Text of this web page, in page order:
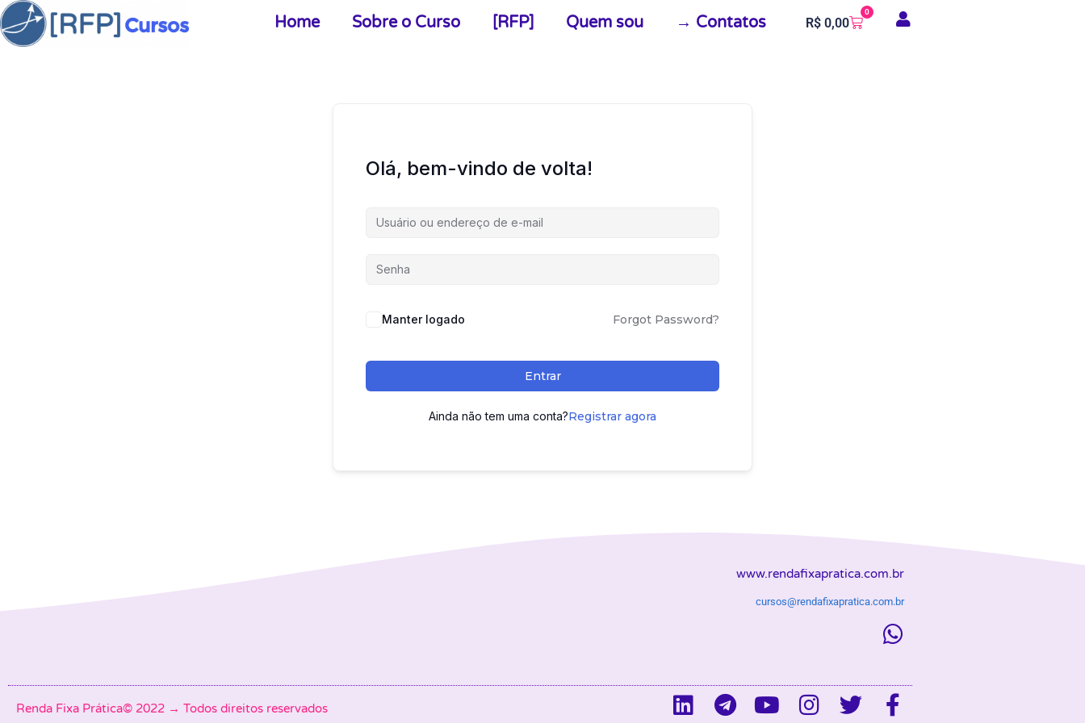
Home Sobre o Curso [RFP] Quem sou → Contatos R$ 0,00
0
Olá, bem-vindo de volta!
Alternative:
Manter logado Forgot Password?
Entrar
Ainda não tem uma conta?Registrar agora
www.rendafixapratica.com.br
cursos@rendafixapratica.com.br
Renda Fixa Prática© 2022 → Todos direitos reservados